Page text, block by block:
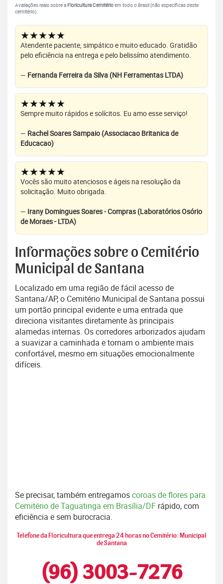
Avaliações reais sobre a Floricultura Cemitérioem todo o Brasil (não específicas deste
cemitério).
★★★★★
Atendente paciente, simpático e muito educado. Gratidão
pelo eficiência na entrega e pelo belissímo atendimento.
— Fernanda Ferreira da Silva (NH Ferramentas LTDA)
★★★★★
Sempre muito rápidos e solícitos. Eu amo esse serviço!
— Rachel Soares Sampaio (Associacao Britanica de
Educacao)
★★★★★
Vocês são muito atenciosos e ágeis na resolução da
solicitação. Muito obrigada.
— Irany Domingues Soares - Compras (Laboratórios Osório
de Moraes - LTDA)
Informações sobre o Cemitério
Municipal de Santana
Localizado em uma região de fácil acesso de
Santana/AP, o Cemitério Municipal de Santana possui
um portão principal evidente e uma entrada que
direciona visitantes diretamente às principais
alamedas internas. Os corredores arborizados ajudam
a suavizar a caminhada e tornam o ambiente mais
confortável, mesmo em situações emocionalmente
difíceis.
Se precisar, também entregamoscoroas de flores para
Cemitério de Taguatinga em Brasília/DF rápido, com
eficiência e sem burocracia.
Telefone da Floricultura que entrega 24 horas no Cemitério: Municipal
de Santana
(96) 3003-7276